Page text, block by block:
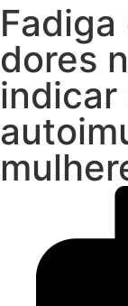
dores
indicar